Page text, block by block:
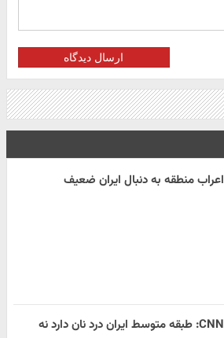
ارسال دیدگاه
اعراب منطقه به دنبال ایران ضعیف
CNN: طبقه متوسط ایران درد نان دارد نه